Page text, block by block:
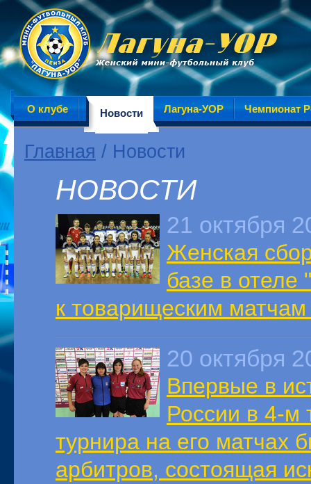
О клубе Новости Лагуна-УОР Чемпионат
Главная / Новости
НОВОСТИ
21 октября
Женская
базе в отеле
к товарищеским
20 октября
Впервые в
России в 4-м
турнира на его матчах
арбитров, состоящая